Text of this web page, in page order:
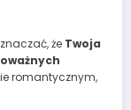
że Twoja
romantycznym,